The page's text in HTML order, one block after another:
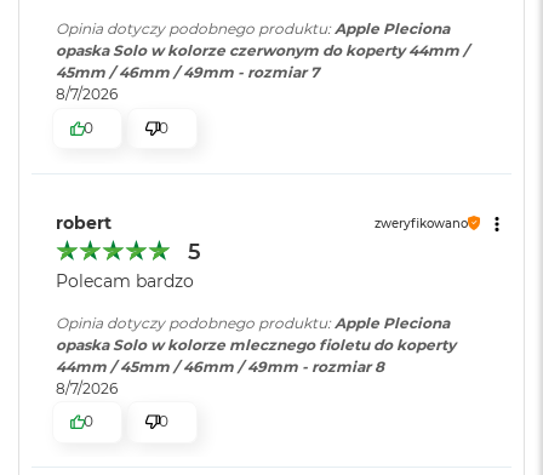
e
z
d
n
a
o
ś
M
a
c
B
A
Opinia dotyczy podobnego produktu:Apple Pleciona
opaska Solo w kolorze czerwonym do koperty 44mm /
45mm / 46mm / 49mm - rozmiar 7
8/7/2026
0
0
robert zweryfikowano
5
Polecam bardzo
Opinia dotyczy podobnego produktu: Apple Pleciona
opaska Solo w kolorze mlecznego fioletu do koperty
44mm / 45mm / 46mm / 49mm - rozmiar 8
8/7/2026
0
0